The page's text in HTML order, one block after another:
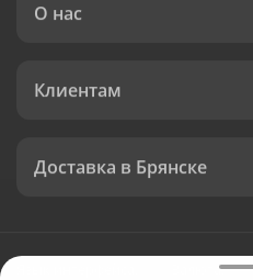
О нас
Клиентам
Доставка в Брянске
Валюта: